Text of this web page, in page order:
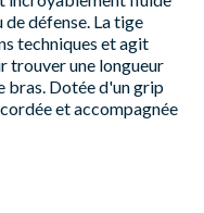
défense. La tige
techniques et agit
trouver une longueur
bras. Dotée d'un grip
cordée et accompagnée